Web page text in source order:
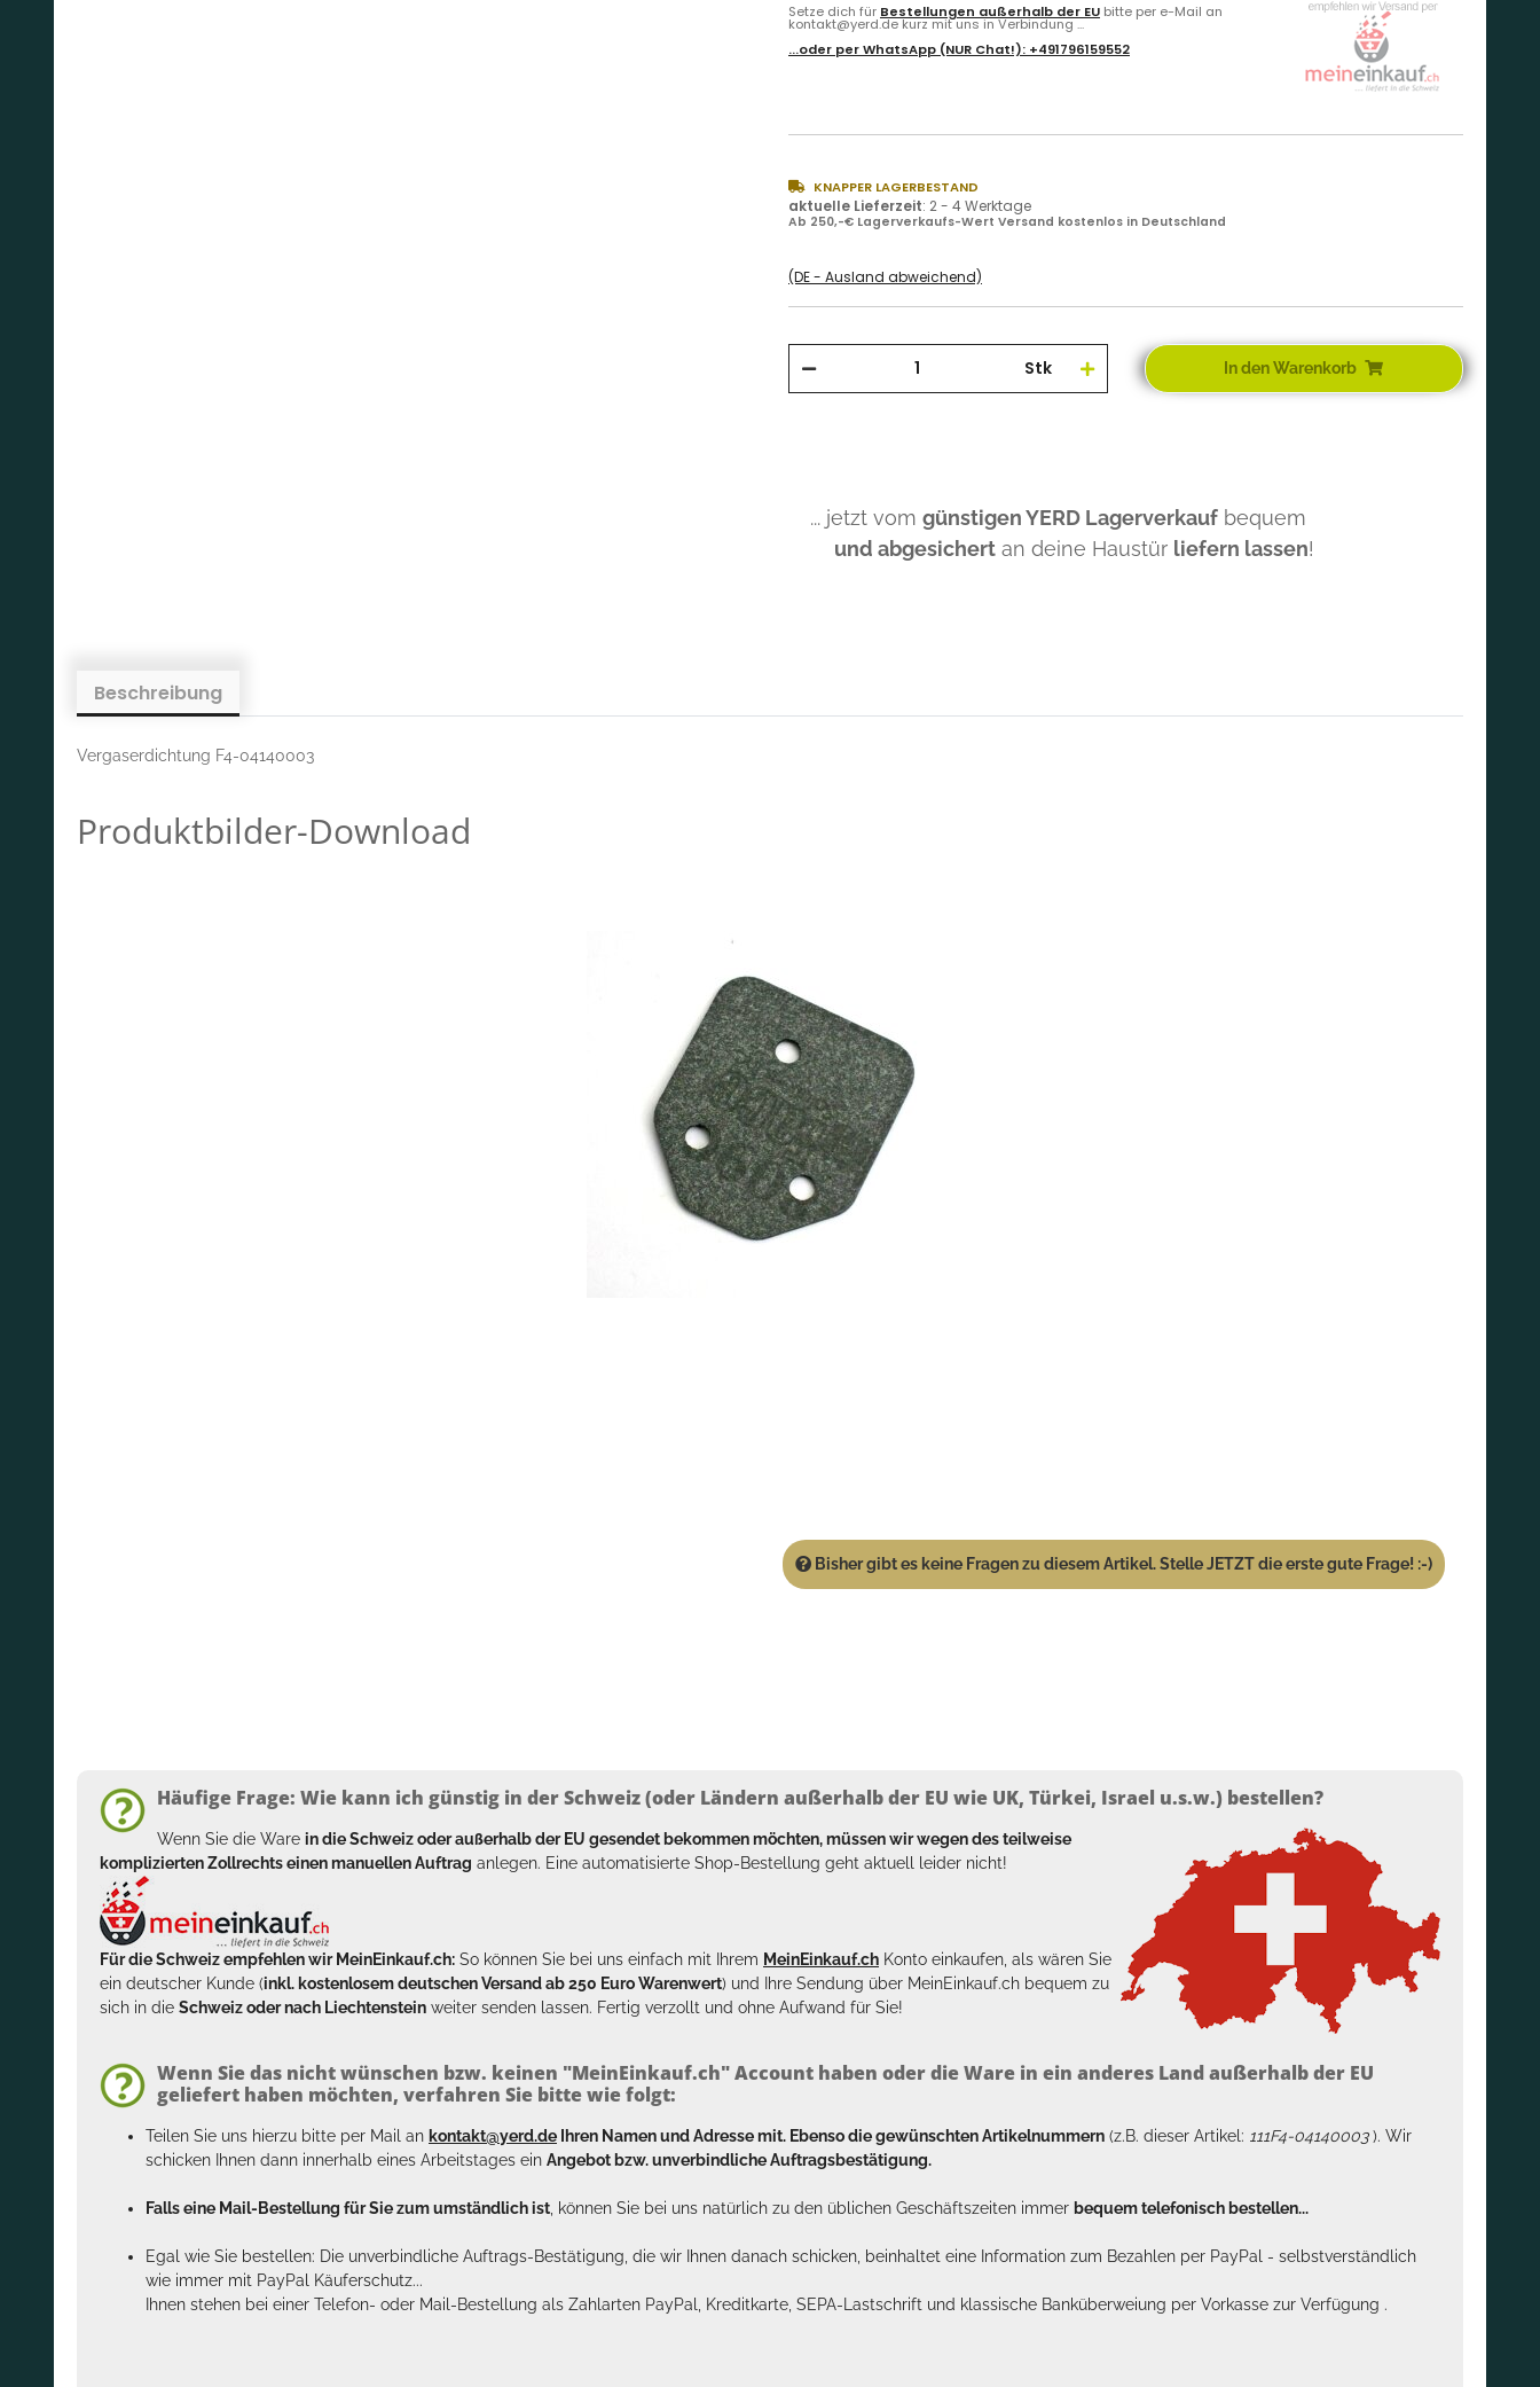
Setze dich für Bestellungen außerhalb der EU bitte per e-Mail an
kontakt@yerd.de kurz mit uns in Verbindung ...
...oder perWhatsApp (NUR Chat!): +491796159552
KNAPPER LAGERBESTAND
aktuelle Lieferzeit: 2 - 4 Werktage
Ab 250,-€ Lagerverkaufs-Wert Versand kostenlos in Deutschland
(DE - Ausland abweichend)
Stk In den Warenkorb
... jetzt vom günstigen YERD Lagerverkauf bequem
und abgesichert an deine Haustür liefern lassen!
Beschreibung
Vergaserdichtung F4-04140003
Produktbilder-Download
Bisher gibt es keine Fragen zu diesem Artikel. Stelle JETZT die erste gute Frage! :-)
Häufige Frage: Wie kann ich günstig in der Schweiz (oder Ländern außerhalb der EU wie UK, Türkei, Israel u.s.w.) bestellen?
Wenn Sie die Ware in die Schweiz oder außerhalb der EU gesendet bekommen möchten, müssen wir wegen des teilweise
komplizierten Zollrechts einen manuellen Auftrag anlegen. Eine automatisierte Shop-Bestellung geht aktuell leider nicht!
Für die Schweiz empfehlen wir MeinEinkauf.ch: So können Sie bei uns einfach mit Ihrem MeinEinkauf.ch Konto einkaufen, als wären Sie
ein deutscher Kunde (inkl. kostenlosem deutschen Versand ab 250 Euro Warenwert) und Ihre Sendung über MeinEinkauf.ch bequem zu
sich in die Schweiz oder nach Liechtenstein weiter senden lassen. Fertig verzollt und ohne Aufwand für Sie!
Wenn Sie das nicht wünschen bzw. keinen "MeinEinkauf.ch" Account haben oder die Ware in ein anderes Land außerhalb der EU
geliefert haben möchten, verfahren Sie bitte wie folgt:
Teilen Sie uns hierzu bitte per Mail an kontakt@yerd.de Ihren Namen und Adresse mit. Ebenso die gewünschten Artikelnummern (z.B. dieser Artikel: 111F4-04140003). Wir
schicken Ihnen dann innerhalb eines Arbeitstages ein Angebot bzw. unverbindliche Auftragsbestätigung.
Falls eine Mail-Bestellung für Sie zum umständlich ist , können Sie bei uns natürlich zu den üblichen Geschäftszeiten immer bequem telefonisch bestellen...
Egal wie Sie bestellen: Die unverbindliche Auftrags-Bestätigung, die wir Ihnen danach schicken, beinhaltet eine Information zum Bezahlen per PayPal - selbstverständlich
wie immer mit PayPal Käuferschutz...
Ihnen stehen bei einer Telefon- oder Mail-Bestellung als Zahlarten PayPal, Kreditkarte, SEPA-Lastschrift und klassische Banküberweiung per Vorkasse zur Verfügung .